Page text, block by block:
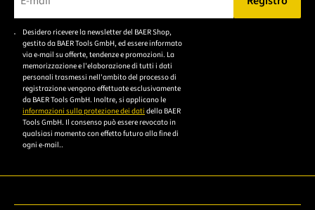
Bitte geben Sie eine gültige E-Mail-Adresse ein.
Desidero ricevere la newsletter del BAER Shop,
gestito da BAER Tools GmbH, ed essere informato
via e-mail su offerte, tendenze e promozioni. La
memorizzazione e l'elaborazione di tutti i dati
personali trasmessi nell'ambito del processo di
registrazione vengono effettuate esclusivamente
da BAER Tools GmbH. Inoltre, si applicano le
informazioni sulla protezione dei dati della BAER
Tools GmbH. Il consenso può essere revocato in
qualsiasi momento con effetto futuro alla fine di
ogni e-mail..